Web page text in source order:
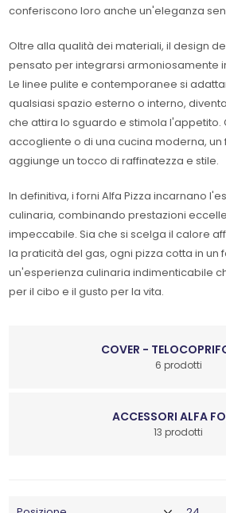
conferiscono loro anche un'eleganza
Oltre alla qualità dei materiali, il design
pensato per integrarsi armoniosamente
Le linee pulite e contemporanee si
qualsiasi spazio esterno o interno,
che attira lo sguardo e stimola l'appetito.
accogliente o di una cucina moderna, un
aggiunge un tocco di raffinatezza e stile.
In definitiva, i forni Alfa Pizza incarnano
culinaria, combinando prestazioni
impeccabile. Sia che si scelga il calore
la praticità del gas, ogni pizza cotta in un
un'esperienza culinaria indimenticabile
per il cibo e il gusto per la vita.
COVER -
6 prodotti
ACCESSORI ALFA
13 prodotti